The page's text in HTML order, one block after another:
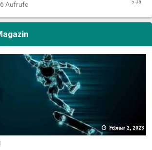
Aufrufe
Februar 2, 2023